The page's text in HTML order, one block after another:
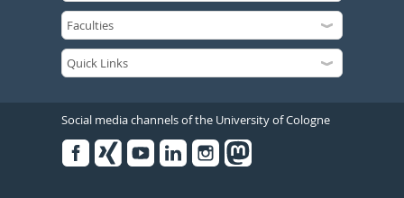
Social media channels of the University of Cologne